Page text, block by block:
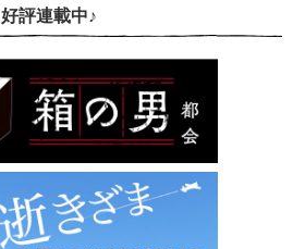
好評連載中♪